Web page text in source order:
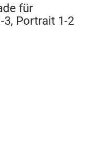
für
3, Portrait 1-2